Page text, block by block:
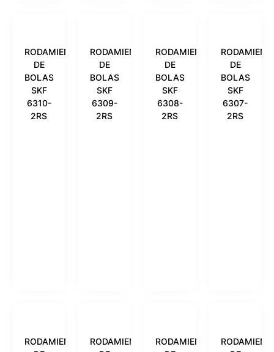
RODAMIENTO
DE
BOLAS
SKF
6310-
2RS
RODAMIENTO
DE
BOLAS
SKF
6309-
2RS
RODAMIENTO
DE
BOLAS
SKF
6308-
2RS
DE
BOLAS
SKF
6307-
2RS
RODAMIENTO
RODAMIENTO
RODAMIENTO